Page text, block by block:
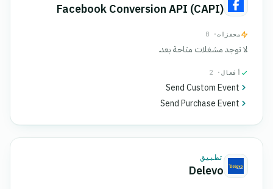
Facebook Conversion API (CAPI)
محفزات· 0
لا توجد مشغلات متاحة بعد.
أفعال · 2
Send Custom Event
Send Purchase Event
تطبيق
Delevo